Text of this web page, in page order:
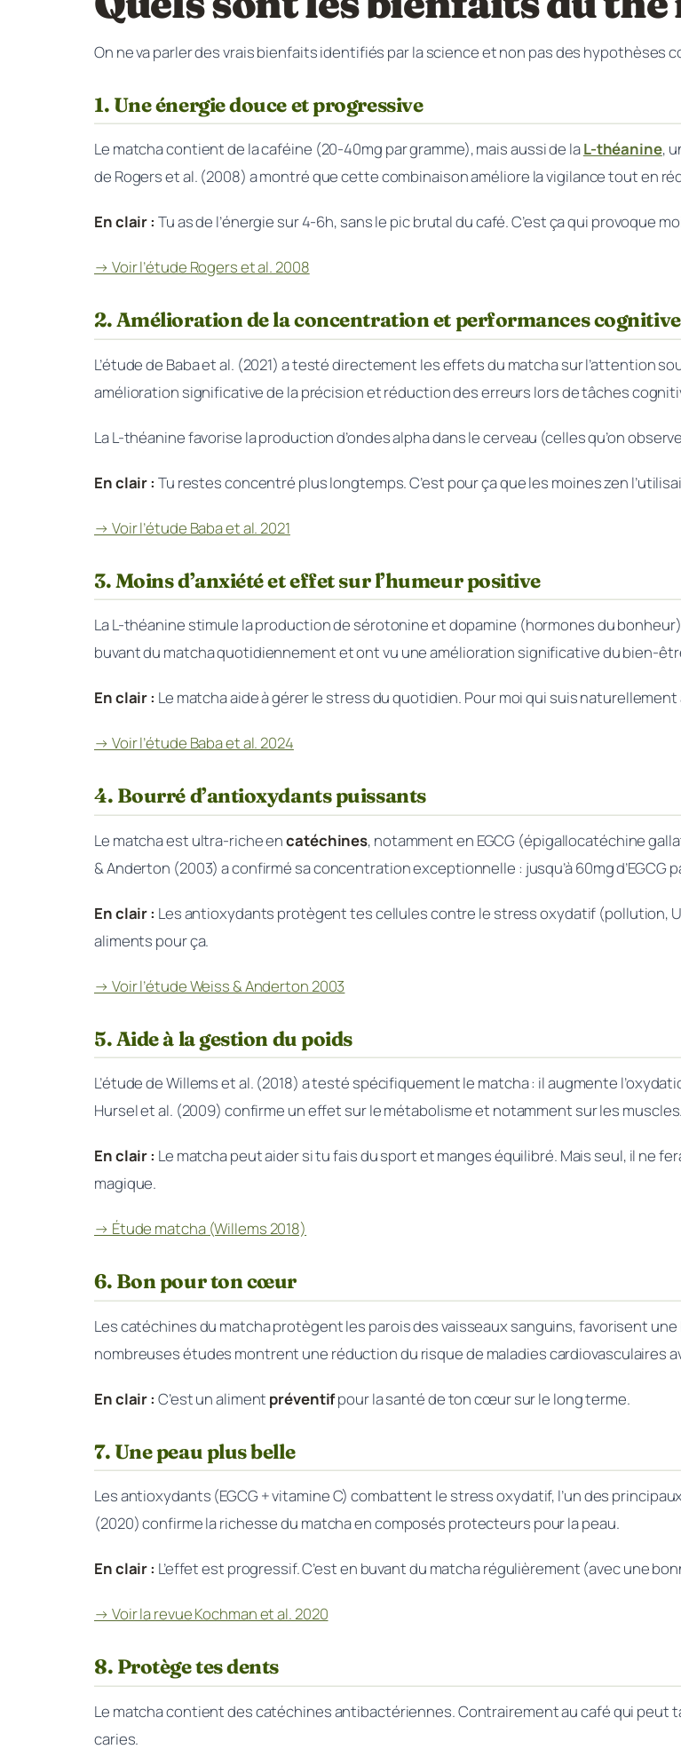
On ne va parler des vrais bienfaits identifiés par la science et non pas des hypothèses
1. Une énergie douce et progressive
Le matcha contient de la caféine (20-40mg par gramme), mais aussi de laL-théanine,
de Rogers et al. (2008) a montré que cette combinaison améliore la vigilance tout en
En clair : Tu as de l’énergie sur 4-6h, sans le pic brutal du café. C’est ça qui provoque
→ Voir l’étude Rogers et al. 2008
2. Amélioration de la concentration et performances
L’étude de Baba et al. (2021) a testé directement les effets du matcha sur l’attention
amélioration significative de la précision et réduction des erreurs lors de tâches
La L-théanine favorise la production d’ondes alpha dans le cerveau (celles qu’on
En clair : Tu restes concentré plus longtemps. C’est pour ça que les moines zen
→ Voir l’étude Baba et al. 2021
3. Moins d’anxiété et effet sur l’humeur positive
La L-théanine stimule la production de sérotonine et dopamine (hormones du
buvant du matcha quotidiennement et ont vu une amélioration significative du bien-
En clair : Le matcha aide à gérer le stress du quotidien. Pour moi qui suis
→ Voir l’étude Baba et al. 2024
4. Bourré d’antioxydants puissants
Le matcha est ultra-riche encatéchines, notamment en EGCG (épigallocatéchine
& Anderton (2003) a confirmé sa concentration exceptionnelle : jusqu’à 60mg d’EGCG
En clair : Les antioxydants protègent tes cellules contre le stress oxydatif (pollution,
aliments pour ça.
→ Voir l’étude Weiss & Anderton 2003
5. Aide à la gestion du poids
L’étude de Willems et al. (2018) a testé spécifiquement le matcha : il augmente
Hursel et al. (2009) confirme un effet sur le métabolisme et notamment sur les muscles.
En clair : Le matcha peut aider si tu fais du sport et manges équilibré. Mais seul, il ne
magique.
→ Étude matcha (Willems 2018)
6. Bon pour ton cœur
Les catéchines du matcha protègent les parois des vaisseaux sanguins, favorisent
nombreuses études montrent une réduction du risque de maladies cardiovasculaires
En clair : C’est un aliment préventifpour la santé de ton cœur sur le long terme.
7. Une peau plus belle
Les antioxydants (EGCG + vitamine C) combattent le stress oxydatif, l’un des
(2020) confirme la richesse du matcha en composés protecteurs pour la peau.
En clair : L’effet est progressif. C’est en buvant du matcha régulièrement (avec une
→ Voir la revue Kochman et al. 2020
8. Protège tes dents
Le matcha contient des catéchines antibactériennes. Contrairement au café qui peut
caries.